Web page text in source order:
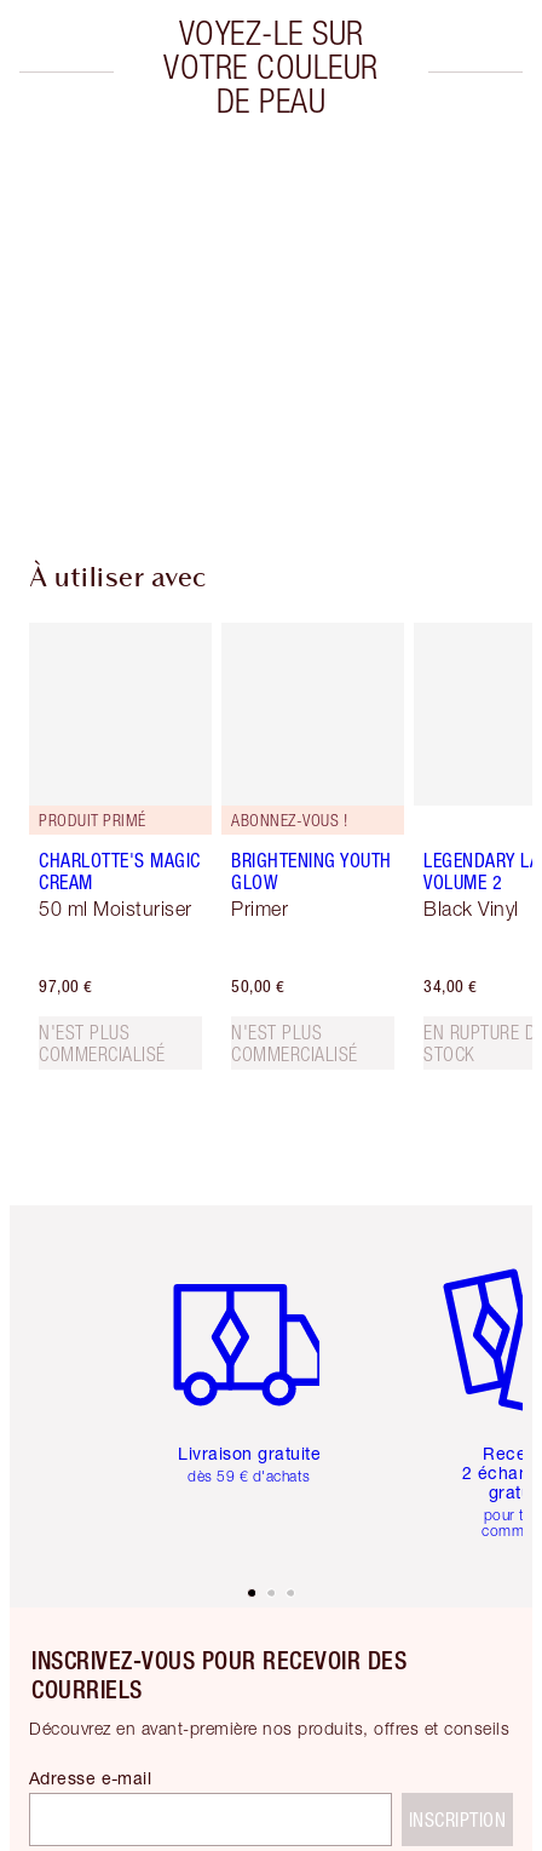
VOYEZ-LE SUR
VOTRE COULEUR
DE PEAU
À utiliser avec
PRODUIT PRIMÉ
CHARLOTTE'S MAGIC
CREAM
50 ml Moisturiser
97,00 €
N'EST PLUS
COMMERCIALISÉ
ABONNEZ-VOUS !
BRIGHTENING YOUTH
GLOW
Primer
50,00 €
N'EST PLUS
COMMERCIALISÉ
LEGENDARY
VOLUME 2
Black Vinyl
34,00 €
EN RUPTURE
STOCK
Livraison gratuite
dès 59 € d'achats
2
pour
INSCRIVEZ-VOUS POUR RECEVOIR DES
COURRIELS
Découvrez en avant-première nos produits, offres et conseils
Adresse e-mail
INSCRIPTION